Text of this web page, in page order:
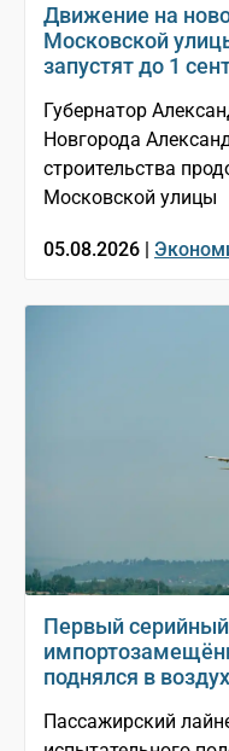
Движение на
Московской
запустят до 1
Губернатор
Новгорода
строительства
Московской улицы
05.08.2026 |
Первый
поднялся в воздух
Пассажирский